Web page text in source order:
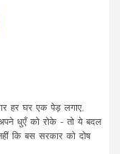
हर घर एक पेड़ लगाए,
अपने धुएँ को रोके - तो ये बदल
कि बस सरकार को दोष